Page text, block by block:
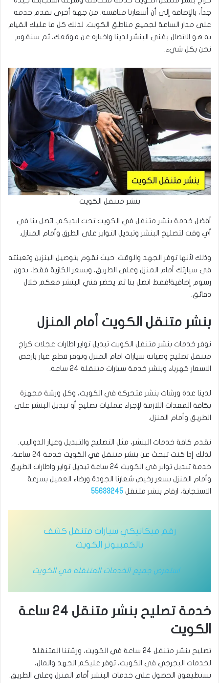
جداً، بالإضافة إلى أن أسعارنا منافسة. من جهة أخرى نقدم خدمة
على مدار الساعة لجميع مناطق الكويت. لذلك كل ما عليك القيام
به هو الاتصال بفني البنشر لدينا واخباره عن موقعك، ثم سنقوم
نحن بكل شيء.
بنشر متنقل الكويت
أفضل خدمة بنشر متنقل في الكويت تحت ايديكم، اتصل بنا في
أي وقت لتصليح البنشر وتبديل التواير على الطرق وأمام المنازل.
وذلك لأنها توفر الجهد والوقت. حيث نقوم بتوصيل البنزين وتعبئته
في سيارتك أمام المنزل وعلى الطريق، وبسعر الكازية فقط، بدون
رسوم إضافية!فقط اتصل بنا ثم يحضر فني البنشر معكم خلال
دقائق.
بنشر متنقل الكويت أمام المنزل
نوفر خدمات بنشر متنقل الكويت تبديل تواير اطارات عجلات كراج
متنقل تصليح وصيانة سيارات امام المنزل ونوفر قطع غيار بارخص
الاسعار كهرباء وبنشر خدمة سيارات متنقلة 24 ساعة.
لدينا عدة ورشات بنشر متحركة في الكويت، وكل ورشة مجهزة
بكافة المعدات اللازمة لإجراء عمليات تصليح أو تبديل البنشر على
الطريق وأمام المنزل.
نقدم كافة خدمات البنشر، مثل التصليح والتبديل وعيار الدواليب.
لذلك إذا كنت تبحث عن بنشر متنقل في الكويت خدمة 24 ساعة،
خدمة تبديل تواير في الكويت 24 ساعة تبديل تواير واطارات الطريق
وأمام المنزل بسعر رخيص شعارنا الجودة ورضاء العميل بسرعة
الاستجابة، ارقام بنشر متنقل 55633245
رقم ميكانيكي سيارات متنقل كشف
بالكمبيوتر الكويت
استعرض جميع الخدمات المتنقلة في الكويت
خدمة تصليح بنشر متنقل 24 ساعة
الكويت
تصليح بنشر متنقل 24 ساعة في الكويت، ورشتنا المتنقلة
لخدمات البجرجي في الكويت، توفر عليكم الجهد والمال،
تستطيعون الحصول على خدمات البنشر أمام المنزل وعلى الطريق.